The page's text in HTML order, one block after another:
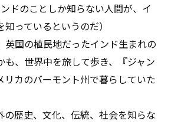
ドのことしか知らない人間が、イ
っているというのだ）
国の植民地だったインド生まれの
も、世界中を旅して歩き、『ジャン
リカのバーモント州で暮らしていた
歴史、文化、伝統、社会を知らな